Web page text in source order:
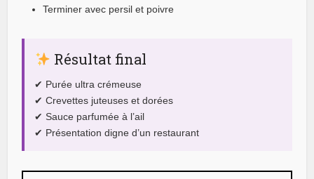
Terminer avec persil et poivre
Résultat final
✔ Purée ultra crémeuse
✔ Crevettes juteuses et dorées
✔ Sauce parfumée à l’ail
✔ Présentation digne d’un restaurant